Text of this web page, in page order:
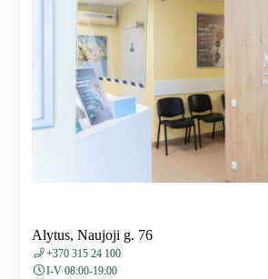
Alytus, Naujoji g. 76
+370 315 24 100
I-V 08:00-19:00